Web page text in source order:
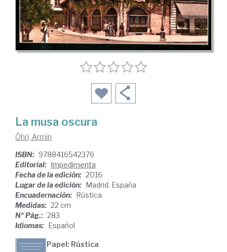
La musa oscura
Öhri, Armin
ISBN: 9788416542376
Editorial: Impedimenta
Fecha de la edición: 2016
Lugar de la edición: Madrid. España
Encuadernación: Rústica
Medidas: 22 cm
Nº Pág.: 283
Idiomas: Español
Papel: Rústica